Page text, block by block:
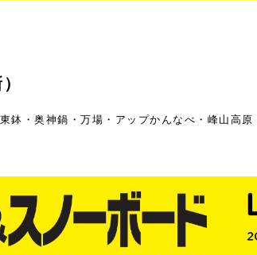
鉢・奥神鍋・万場・アップかんなべ・峰山高原